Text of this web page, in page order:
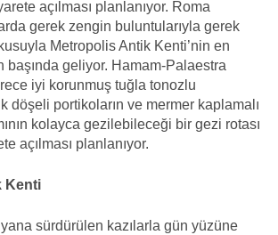
açılması planlanıyor. Roma
gerek zengin buluntularıyla gerek
Metropolis Antik Kenti’nin en
başında geliyor. Hamam-Palaestra
iyi korunmuş tuğla tonozlu
döşeli portikoların ve mermer kaplamalı
kolayca gezilebileceği bir gezi rotası
açılması planlanıyor.
Kenti
yana sürdürülen kazılarla gün yüzüne